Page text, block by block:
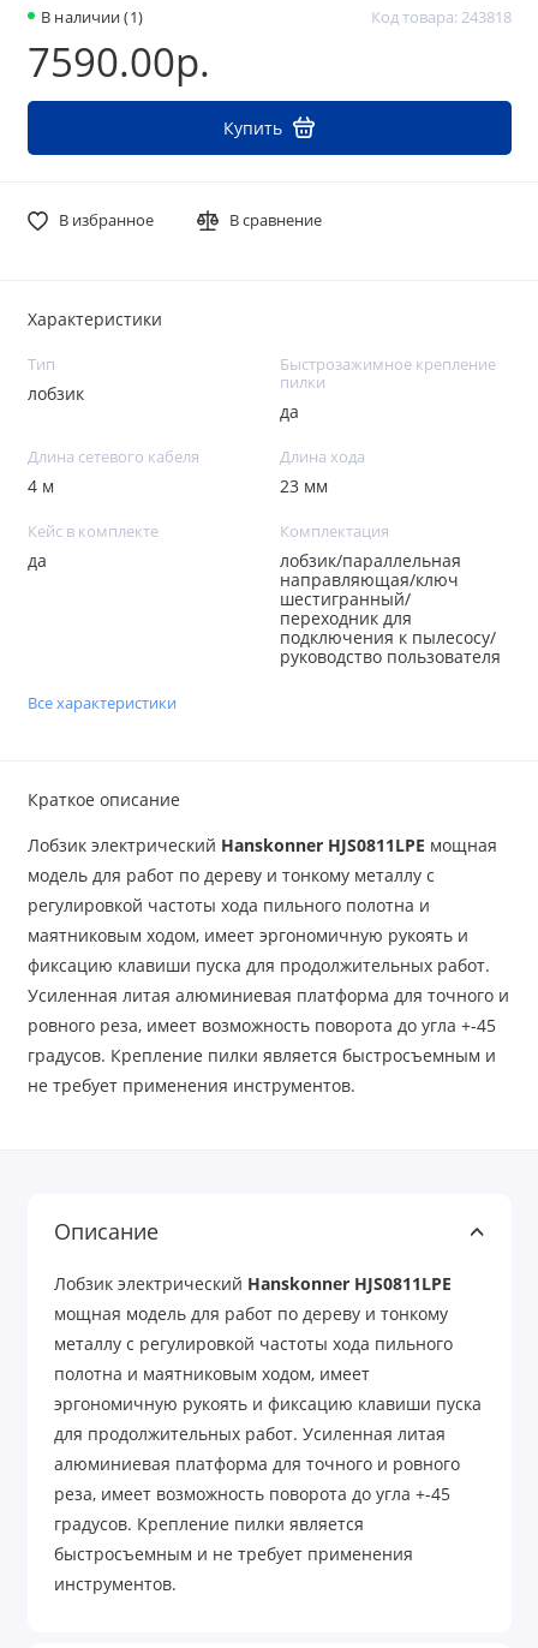
В наличии (1) Код товара: 243818
7590.00р.
Купить
В избранное В сравнение
Характеристики
Тип
лобзик
Быстрозажимное крепление
пилки
да
Длина сетевого кабеля
4 м
Длина хода
23 мм
Кейс в комплекте
да
Комплектация
лобзик/параллельная
направляющая/ключ
шестигранный/
переходник для
подключения к пылесосу/
руководство пользователя
Все характеристики
Краткое описание
Лобзик электрический Hanskonner HJS0811LPE мощная
модель для работ по дереву и тонкому металлу с
регулировкой частоты хода пильного полотна и
маятниковым ходом, имеет эргономичную рукоять и
фиксацию клавиши пуска для продолжительных работ.
Усиленная литая алюминиевая платформа для точного и
ровного реза, имеет возможность поворота до угла +-45
градусов. Крепление пилки является быстросъемным и
не требует применения инструментов.
Описание
Лобзик электрический Hanskonner HJS0811LPE
мощная модель для работ по дереву и тонкому
металлу с регулировкой частоты хода пильного
полотна и маятниковым ходом, имеет
эргономичную рукоять и фиксацию клавиши пуска
для продолжительных работ. Усиленная литая
алюминиевая платформа для точного и ровного
реза, имеет возможность поворота до угла +-45
градусов. Крепление пилки является
быстросъемным и не требует применения
инструментов.